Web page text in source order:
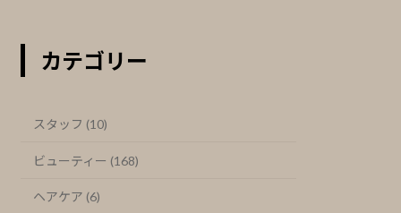
カテゴリー
スタッフ (10)
ビューティー (168)
ヘアケア (6)